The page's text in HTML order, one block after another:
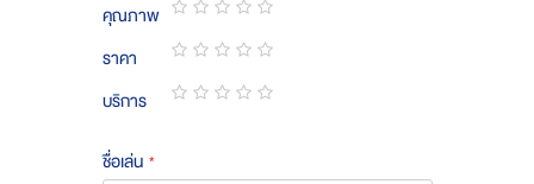
คุณภาพ
1
star
2
stars
3
stars
4
stars
5
stars
ราคา
1
star
2
stars
3
stars
4
stars
5
stars
บริการ
ชื่อเล่น